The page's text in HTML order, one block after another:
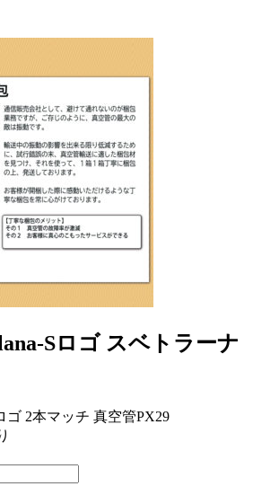
Sロゴ スベトラーナ
ゴ 2本マッチ 真空管PX29